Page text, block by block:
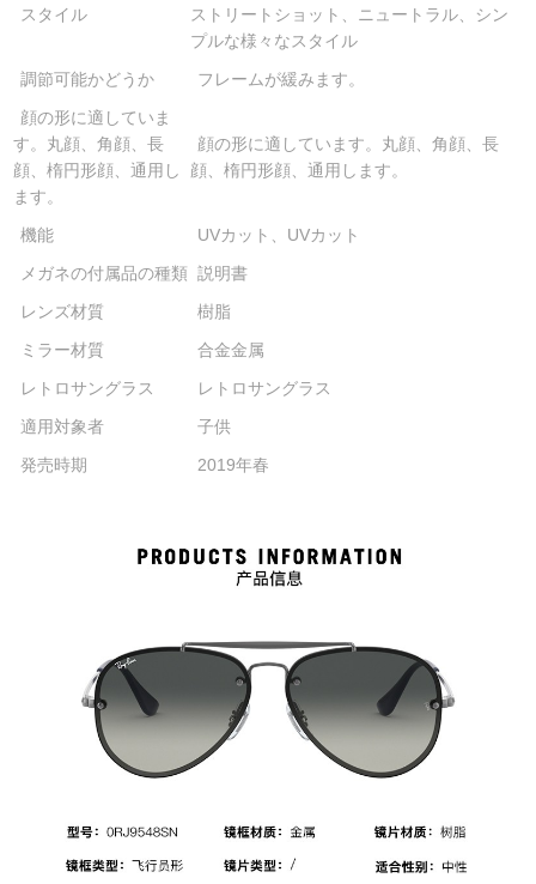
スタイル
ストリートショット、ニュートラル、シン
プルな様々なスタイル
調節可能かどうか
フレームが緩みます。
顔の形に適していま
す。丸顔、角顔、長
顔、楕円形顔、通用し
ます。
顔の形に適しています。丸顔、角顔、長
顔、楕円形顔、通用します。
機能
UVカット、UVカット
メガネの付属品の種類 説明書
レンズ材質
樹脂
ミラー材質
合金金属
レトロサングラス
レトロサングラス
適用対象者
子供
発売時期
2019年春